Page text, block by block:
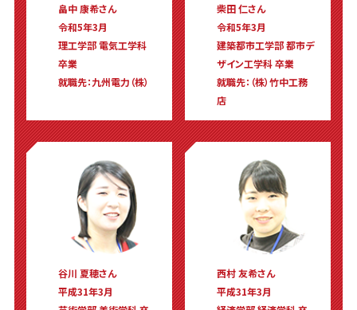
畠中 康希さん
令和5年3月
理工学部 電気工学科
卒業
就職先：九州電力（株）
柴田 仁さん
令和5年3月
建築都市工学部 都市デ
ザイン工学科 卒業
就職先：（株）竹中工務
店
谷川 夏穂さん
平成31年3月
西村 友希さん
平成31年3月